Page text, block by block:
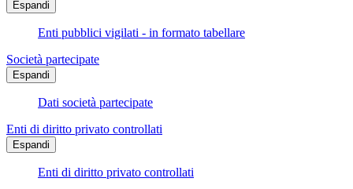
Espandi
Enti pubblici vigilati - in formato tabellare
Società partecipate
Espandi
Dati società partecipate
Enti di diritto privato controllati
Espandi
Enti di diritto privato controllati